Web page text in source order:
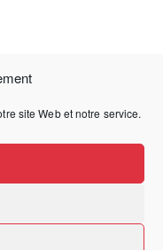
site Web et notre service.